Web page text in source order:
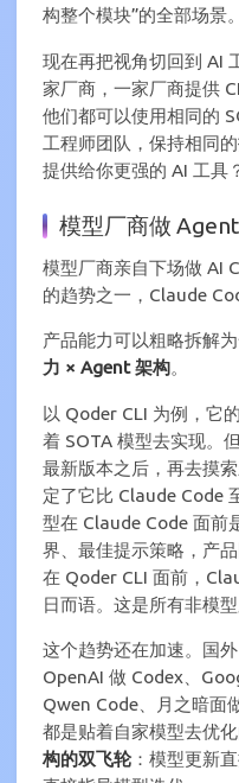
构整个模块”的全部场景。
现在再把视角切回到 AI
家厂商，一家厂商提供
他们都可以使用相同的
工程师团队，保持相同
提供给你更强的 AI 工具
模型厂商做
模型厂商亲自下场做 AI
的趋势之一，Claude
产品能力可以粗略拆解为
力 × Agent 架构。
以 Qoder CLI 为例，它
着 SOTA 模型去实现。
最新版本之后，再去摸
定了它比 Claude Code
型在 Claude Code 面
界、最佳提示策略，产
在 Qoder CLI 面前，
日而语。这是所有非模
这个趋势还在加速。国
OpenAI 做 Codex、
Qwen Code、月之暗面
都是贴着自家模型去优
构的双飞轮 ：模型更新